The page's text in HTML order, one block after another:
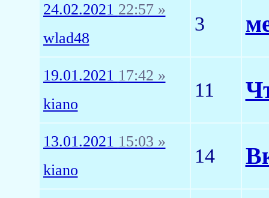
24.02.2021 22:57 »
wlad48
3
19.01.2021 17:42 »
kiano
11
13.01.2021 15:03 »
kiano
14